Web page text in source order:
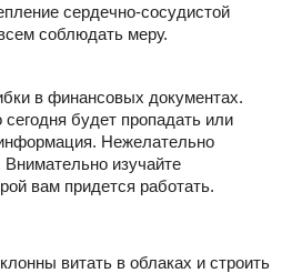
сердечно-сосудистой
соблюдать меру.
в финансовых документах.
будет пропадать или
Нежелательно
изучайте
вам придется работать.
витать в облаках и строить